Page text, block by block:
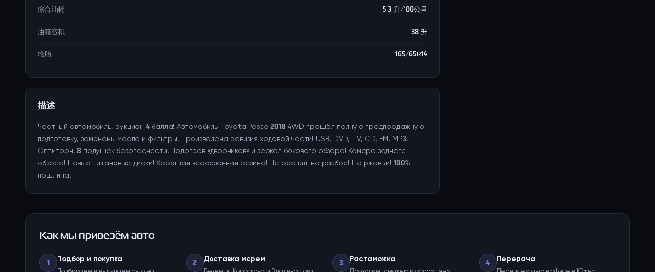
综合油耗 5.3 升/100公里
油箱容积 38 升
轮胎 165/65R14
描述
Честный автомобиль, аукцион 4 балла! Автомобиль Toyota Passo 2018 4WD прошёл полную предпродажную
подготовку, заменены масла и фильтры! Произведена ревизия ходовой части! USB, DVD, TV, CD, FM, MP3!
Оптитрон! 8 подушек безопасности! Подогрев «дворников» и зеркал бокового обзора! Камера заднего
обзора! Новые титановые диски! Хорошая всесезонная резина! Не распил, не разбор! Не ржавый! 100%
пошлина!
Как мы привезём авто
1 Подбор и покупка 2 Доставка морем 3 Растаможка 4 Передача